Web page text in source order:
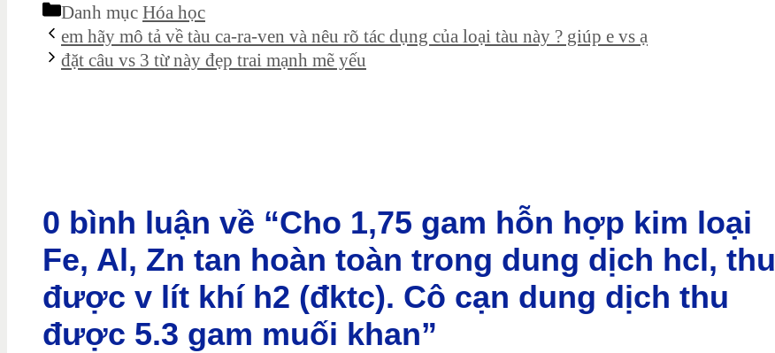
Danh mục Hóa học
em hãy mô tả về tàu ca-ra-ven và nêu rõ tác dụng của loại tàu này ? giúp e vs ạ
đặt câu vs 3 từ này đẹp trai mạnh mẽ yếu
0 bình luận về “Cho 1,75 gam hỗn hợp kim loại
Fe, Al, Zn tan hoàn toàn trong dung dịch hcl, thu
được v lít khí h2 (đktc). Cô cạn dung dịch thu
được 5.3 gam muối khan”